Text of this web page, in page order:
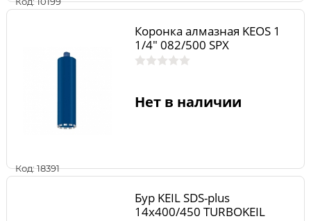
Код: 18391
Коронка алмазная KEOS 1
1/4" 082/500 SPX
Нет в наличии
Бур KEIL SDS-plus
14х400/450 TURBOKEIL